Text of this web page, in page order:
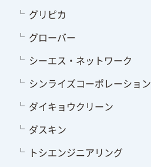
グリピカ
グローバー
シーエス・ネットワーク
シンライズコーポレーション
ダイキョウクリーン
ダスキン
トシエンジニアリング